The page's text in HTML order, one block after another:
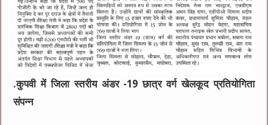
.कुपवी में जिला स्तरीय अंडर -19 छात्र वर्ग खेलकूद प्रतियोगिता
संपन्न